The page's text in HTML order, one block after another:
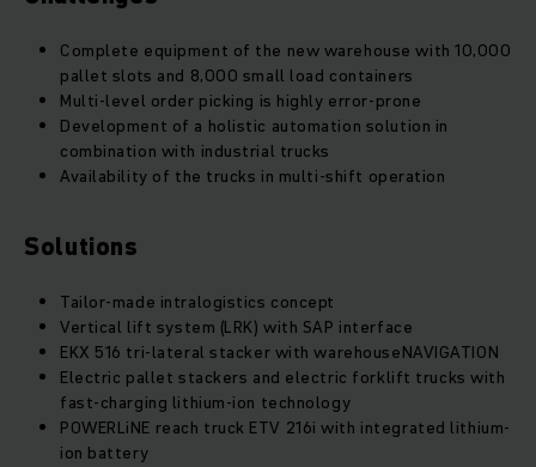
Complete equipment of the new warehouse with 10,000
pallet slots and 8,000 small load containers
Multi-level order picking is highly error-prone
Development of a holistic automation solution in
combination with industrial trucks
Availability of the trucks in multi-shift operation
Solutions
Tailor-made intralogistics concept
Vertical lift system (LRK) with SAP interface
EKX 516 tri-lateral stacker with warehouseNAVIGATION
Electric pallet stackers and electric forklift trucks with
fast-charging lithium-ion technology
POWERLiNE reach truck ETV 216i with integrated lithium-
ion battery